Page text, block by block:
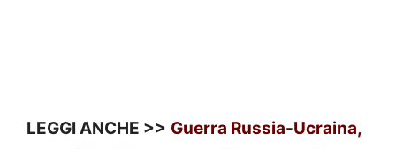
LEGGI ANCHE >> Guerra Russia-Ucraina,